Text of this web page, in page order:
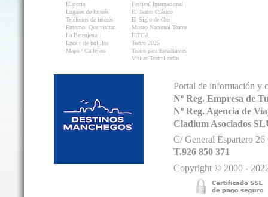
Historia
Lugares de Interés
Teléfonos de interés
Entorno. Que visitar.
La Berenjena
Encaje de bolillos
Mapa / Callejero
Festival Internacional
El Teatro Clásico
El Siglo de Oro
Museo Nacional Teatro
FITCA
Teatro 2025
Teatro para Estudiantes
Visitas Teatralizadas
Portal de información y
Nº Reg. Empresa de
Nº Reg. Agencia de
Cladium Asociados
C/ General Espartero
T.926 850 371
Copyright © 2000 -